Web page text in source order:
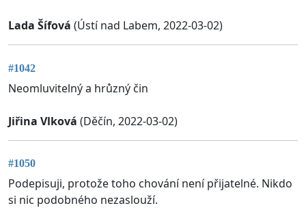
Lada Šífová (Ústí nad Labem, 2022-03-02)
#1042
Neomluvitelný a hrůzný čin
Jiřina Vlková (Děčín, 2022-03-02)
#1050
Podepisuji, protože toho chování není přijatelné. Nikdo
si nic podobného nezaslouží.